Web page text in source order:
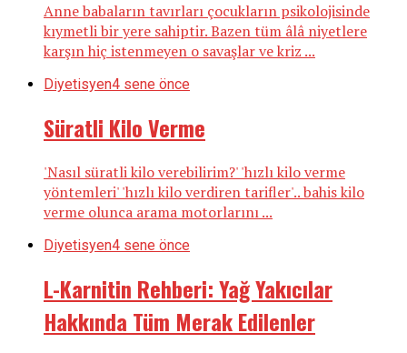
Anne babaların tavırları çocukların psikolojisinde
kıymetli bir yere sahiptir. Bazen tüm âlâ niyetlere
karşın hiç istenmeyen o savaşlar ve kriz ...
Diyetisyen4 sene önce
Süratli Kilo Verme
'Nasıl süratli kilo verebilirim?' 'hızlı kilo verme
yöntemleri' 'hızlı kilo verdiren tarifler'.. bahis kilo
verme olunca arama motorlarını ...
Diyetisyen4 sene önce
L-Karnitin Rehberi: Yağ Yakıcılar
Hakkında Tüm Merak Edilenler